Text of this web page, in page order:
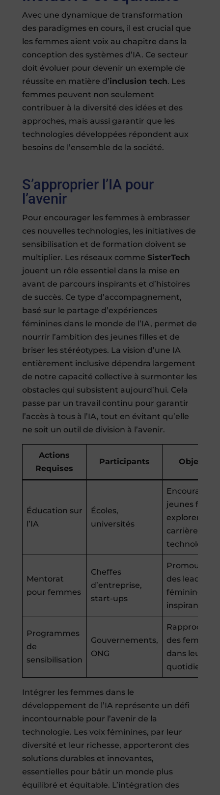
Avec une dynamique de transformation
des paradigmes en cours, il est crucial que
les femmes aient voix au chapitre dans la
conception des systèmes d’IA. Ce secteur
doit évoluer pour devenir un exemple de
réussite en matière d’inclusion tech. Les
femmes peuvent non seulement
contribuer à la diversité des idées et des
approches, mais aussi garantir que les
technologies développées répondent aux
besoins de l’ensemble de la société.
S’approprier l’IA pour
l’avenir
Pour encourager les femmes à embrasser
ces nouvelles technologies, les initiatives de
sensibilisation et de formation doivent se
multiplier. Les réseaux comme SisterTech
jouent un rôle essentiel dans la mise en
avant de parcours inspirants et d’histoires
de succès. Ce type d’accompagnement,
basé sur le partage d’expériences
féminines dans le monde de l’IA, permet de
nourrir l’ambition des jeunes filles et de
briser les stéréotypes. La vision d’une IA
entièrement inclusive dépendra largement
de notre capacité collective à surmonter les
obstacles qui subsistent aujourd’hui. Cela
passe par un travail continu pour garantir
l’accès à tous à l’IA, tout en évitant qu’elle
ne soit un outil de division à l’avenir.
Actions
Requises
Participants Objectifs
Éducation sur
l’IA
Écoles,
universités
Encourager
jeunes filles à
explorer les
carrières
Mentorat
pour femmes
Cheffes
d’entreprise,
start-ups
Promouvoir
des leaders
féminines
inspirantes
Programmes
de
sensibilisation
Gouvernements,
ONG
Rapprocher
des femmes
dans leur vie
quotidienne
Intégrer les femmes dans le
développement de l’IA représente un défi
incontournable pour l’avenir de la
technologie. Les voix féminines, par leur
diversité et leur richesse, apporteront des
solutions durables et innovantes,
essentielles pour bâtir un monde plus
équilibré et équitable. L’intégration des